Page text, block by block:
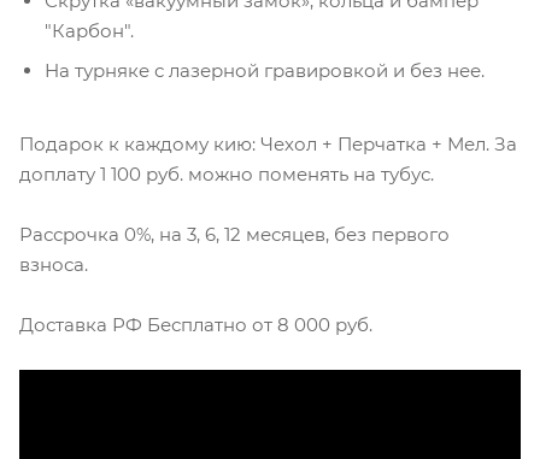
"Карбон".
На турняке с лазерной гравировкой и без нее.
Подарок к каждому кию: Чехол + Перчатка + Мел. За
доплату 1 100 руб. можно поменять на тубус.
Рассрочка 0%, на 3, 6, 12 месяцев, без первого
взноса.
Доставка РФ Бесплатно от 8 000 руб.